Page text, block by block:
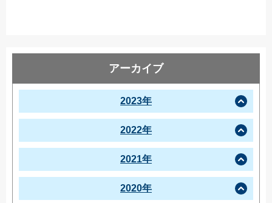
アーカイブ
2023年
2022年
2021年
2020年